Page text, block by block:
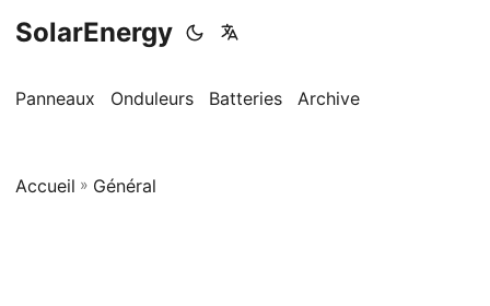
SolarEnergy
Panneaux Onduleurs Batteries Archive
Accueil » Général